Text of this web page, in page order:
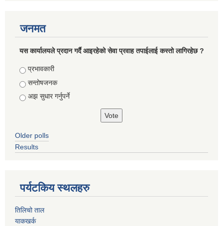
जनमत
यस कार्यालयले प्रदान गर्दै आइरहेको सेवा प्रवाह तपाईलाई कस्तो लागिरहेछ ?
Choices
प्रभावकारी
सन्तोषजनक
अझ सुधार गर्नुपर्ने
Older polls
Results
पर्यटकिय स्थलहरु
तिलिचो ताल
याकखर्क